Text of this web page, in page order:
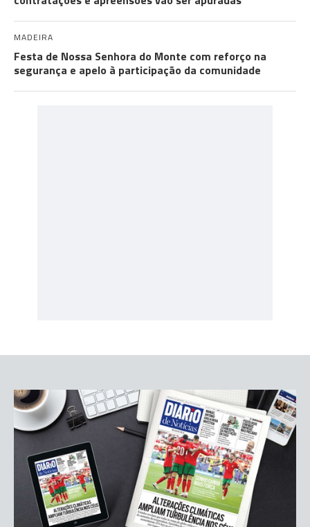
MADEIRA
Festa de Nossa Senhora do Monte com reforço na
segurança e apelo à participação da comunidade